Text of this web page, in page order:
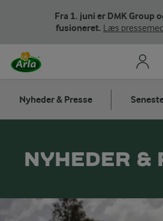
Fra 1. juni er DMK Group
fusioneret. Læs
Nyheder & Presse
NYHEDER &